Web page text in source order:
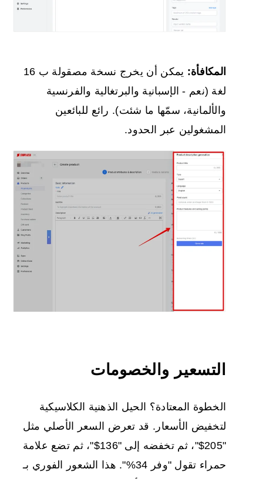
المكافأة:
يمكن أن يخرج نسخة مصقولة ب 16
لغة (نعم - الإسبانية والبرتغالية والفرنسية
والألمانية، سمّها ما شئت). رائع للبائعين
المشغولين عبر الحدود.
التسعير والخصومات
الخطوة المعتادة؟ الحيل الذهنية الكلاسيكية
لتخفيض الأسعار. قد تعرض السعر الأصلي مثل
"205$"، ثم تخفضه إلى "136$"، ثم تضع علامة
حمراء تقول "وفر 34%". هذا الشعور الفوري بـ